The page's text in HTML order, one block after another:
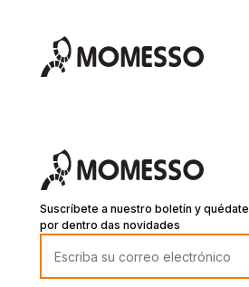
Suscríbete a nuestro boletín y quédate
por dentro das novidades